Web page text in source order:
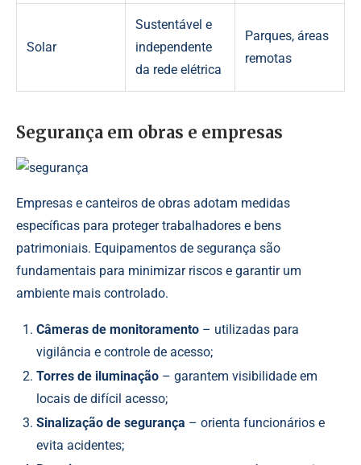
Solar
Sustentável e
independente
da rede elétrica
Parques, áreas
remotas
Segurança em obras e empresas
Empresas e canteiros de obras adotam medidas
específicas para proteger trabalhadores e bens
patrimoniais. Equipamentos de segurança são
fundamentais para minimizar riscos e garantir um
ambiente mais controlado.
Câmeras de monitoramento – utilizadas para
vigilância e controle de acesso;
Torres de iluminação – garantem visibilidade em
locais de difícil acesso;
Sinalização de segurança – orienta funcionários e
evita acidentes;